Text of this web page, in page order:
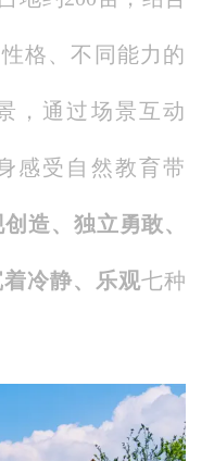
格、不同能力的
，通过场景互动
感受自然教育带
造、独立勇敢、
冷静、乐观七种